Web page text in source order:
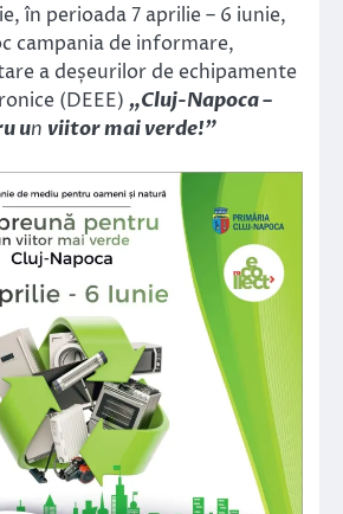
în perioada 7 aprilie – 6 iunie,
campania de informare,
a deșeurilor de echipamente
(DEEE) „Cluj-Napoca –
un viitor mai verde!”